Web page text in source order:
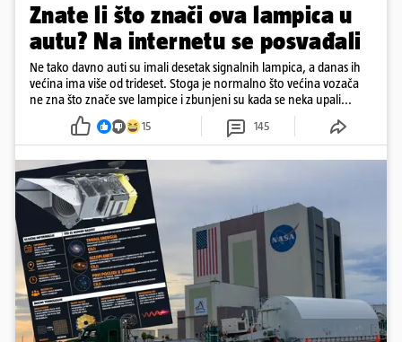
Znate li što znači ova lampica u
autu? Na internetu se posvađali
Ne tako davno auti su imali desetak signalnih lampica, a danas ih
većina ima više od trideset. Stoga je normalno što većina vozača
ne zna što znače sve lampice i zbunjeni su kada se neka upali...
15 145